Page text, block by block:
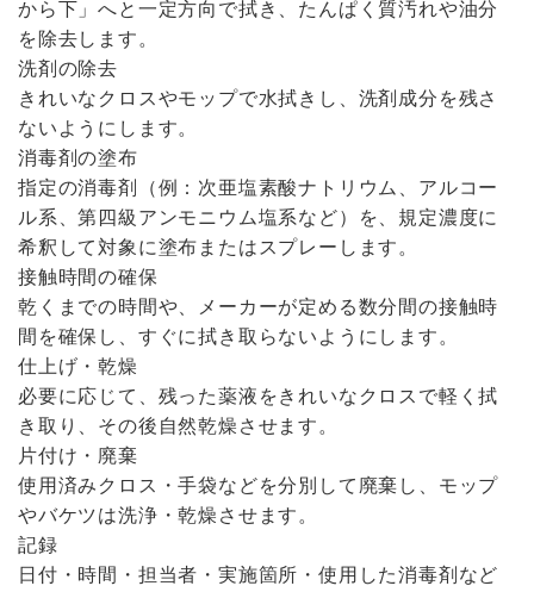
から下」へと一定方向で拭き、たんぱく質汚れや油分
を除去します。
洗剤の除去
きれいなクロスやモップで水拭きし、洗剤成分を残さ
ないようにします。
消毒剤の塗布
指定の消毒剤（例：次亜塩素酸ナトリウム、アルコー
ル系、第四級アンモニウム塩系など）を、規定濃度に
希釈して対象に塗布またはスプレーします。
接触時間の確保
乾くまでの時間や、メーカーが定める数分間の接触時
間を確保し、すぐに拭き取らないようにします。
仕上げ・乾燥
必要に応じて、残った薬液をきれいなクロスで軽く拭
き取り、その後自然乾燥させます。
片付け・廃棄
使用済みクロス・手袋などを分別して廃棄し、モップ
やバケツは洗浄・乾燥させます。
記録
日付・時間・担当者・実施箇所・使用した消毒剤など